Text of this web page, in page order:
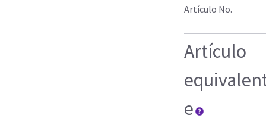
Artículo No.
Artículo
e